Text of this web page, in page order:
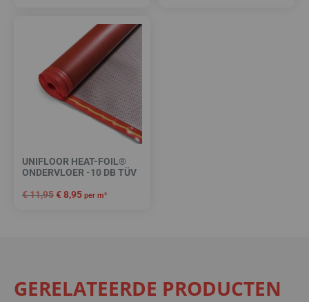
UNIFLOOR HEAT-FOIL®
ONDERVLOER -10 DB TÜV
€11,95€8,95 per m²
GERELATEERDE PRODUCTEN